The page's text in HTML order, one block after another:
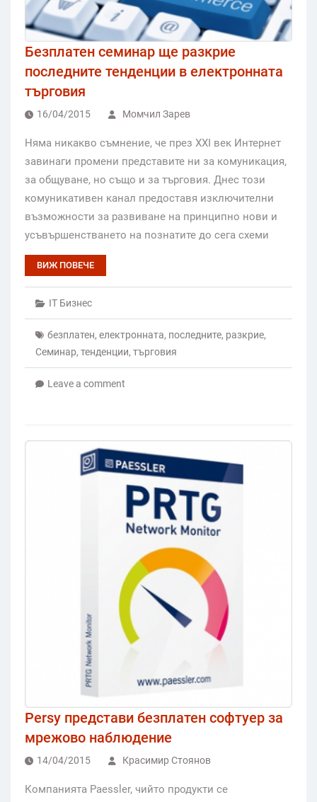
Безплатен семинар ще разкрие
последните тенденции в електронната
търговия
16/04/2015 Момчил Зарев
Няма никакво съмнение, че през XXI век Интернет
завинаги промени представите ни за комуникация,
за общуване, но също и за търговия. Днес този
комуникативен канал предоставя изключителни
възможности за развиване на принципно нови и
усъвършенстването на познатите до сега схеми
ВИЖ ПОВЕЧЕ
IT Бизнес
безплатен, електронната, последните, разкрие,
Семинар, тенденции, търговия
Leave a comment
Persy представи безплатен софтуер за
мрежово наблюдение
14/04/2015 Красимир Стоянов
Компанията Paessler, чийто продукти се